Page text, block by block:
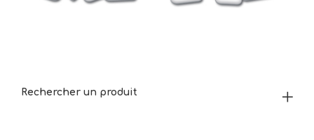
Rechercher un produit